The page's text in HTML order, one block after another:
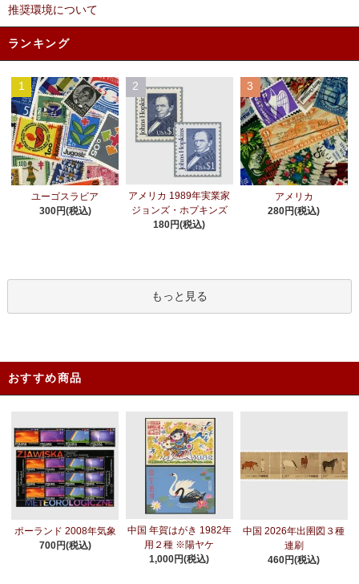
推奨環境について
ランキング
1
ユーゴスラビア
300円(税込)
2
アメリカ 1989年実業家
ジョンズ・ホプキンズ
180円(税込)
3
アメリカ
280円(税込)
もっと見る
おすすめ商品
ポーランド 2008年気象
700円(税込)
中国 年賀はがき 1982年
用２種 ※陽ヤケ
1,000円(税込)
中国 2026年出圉図３種
連刷
460円(税込)